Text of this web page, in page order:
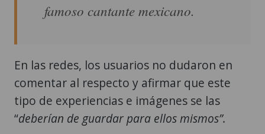
famoso cantante mexicano.
En las redes, los usuarios no dudaron en
comentar al respecto y afirmar que este
tipo de experiencias e imágenes se las
“deberían de guardar para ellos mismos”.